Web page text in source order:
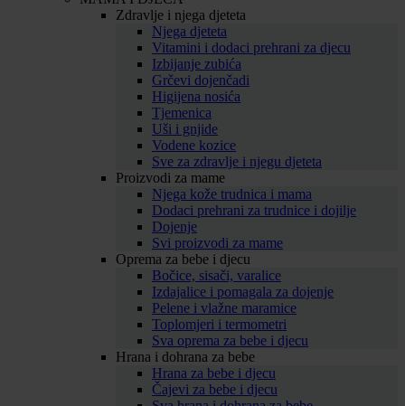
Zdravlje i njega djeteta
Njega djeteta
Vitamini i dodaci prehrani za djecu
Izbijanje zubića
Grčevi dojenčadi
Higijena nosića
Tjemenica
Uši i gnjide
Vodene kozice
Sve za zdravlje i njegu djeteta
Proizvodi za mame
Njega kože trudnica i mama
Dodaci prehrani za trudnice i dojilje
Dojenje
Svi proizvodi za mame
Oprema za bebe i djecu
Bočice, sisači, varalice
Izdajalice i pomagala za dojenje
Pelene i vlažne maramice
Toplomjeri i termometri
Sva oprema za bebe i djecu
Hrana i dohrana za bebe
Hrana za bebe i djecu
Čajevi za bebe i djecu